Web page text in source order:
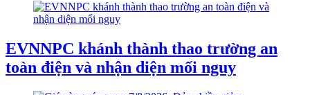
EVNNPC khánh thành thao trường an
toàn điện và nhận diện mối nguy